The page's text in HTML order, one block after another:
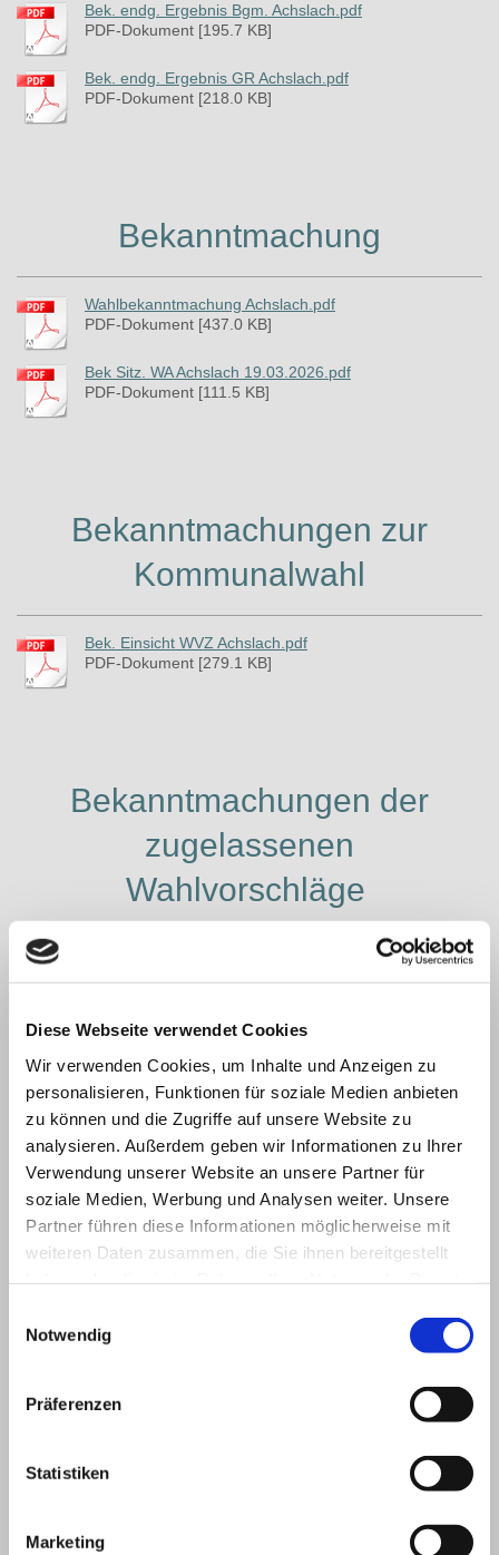
Diese Webseite verwendet Cookies
Wir verwenden Cookies, um Inhalte und Anzeigen zu
personalisieren, Funktionen für soziale Medien anbieten
zu können und die Zugriffe auf unsere Website zu
analysieren. Außerdem geben wir Informationen zu Ihrer
Verwendung unserer Website an unsere Partner für
soziale Medien, Werbung und Analysen weiter. Unsere
Partner führen diese Informationen möglicherweise mit
weiteren Daten zusammen, die Sie ihnen bereitgestellt
Notwendig
Präferenzen
Statistiken
Marketing
Bek. endg. Ergebnis Bgm. Achslach.pdf
PDF-Dokument [195.7 KB]
Bek. endg. Ergebnis GR Achslach.pdf
PDF-Dokument [218.0 KB]
Bekanntmachung
Wahlbekanntmachung Achslach.pdf
PDF-Dokument [437.0 KB]
Bek Sitz. WA Achslach 19.03.2026.pdf
PDF-Dokument [111.5 KB]
Bekanntmachungen zur
Kommunalwahl
Bek. Einsicht WVZ Achslach.pdf
PDF-Dokument [279.1 KB]
Bekanntmachungen der
zugelassenen
Wahlvorschläge
Bek. zugl. WV GR Achslach.pdf
Bekanntmachungen zur
Kommunalwahl